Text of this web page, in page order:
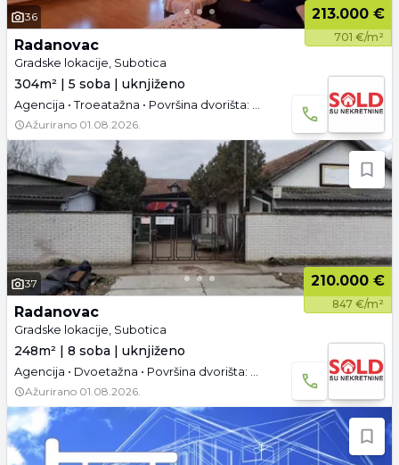
36 213.000 €
701 €/m²
Radanovac
Gradske lokacije, Subotica
304m² | 5 soba | uknjiženo
Agencija • Troeatažna • Površina dvorišta: 8.83 a • Uknjižen • Namešteno • Parking • Video
Ažurirano 01.08.2026.
37 210.000 €
847 €/m²
Radanovac
Gradske lokacije, Subotica
248m² | 8 soba | uknjiženo
Agencija • Dvoetažna • Površina dvorišta: 11.83 a • Uknjižen • Parking
Ažurirano 01.08.2026.